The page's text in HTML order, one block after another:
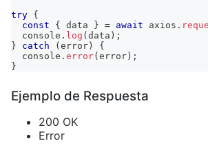
try {
const
{ data } = await axios .
console . log (data ) ;
}
catch (error)
{
console . error(error) ;
}
Ejemplo de Respuesta
200 OK
Error